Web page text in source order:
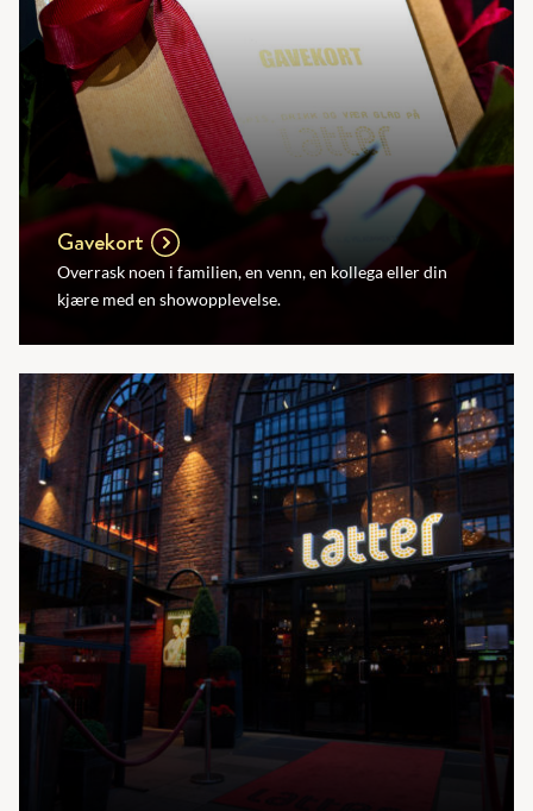
Gavekort
Overrask noen i familien, en venn, en kollega eller din
kjære med en showopplevelse.